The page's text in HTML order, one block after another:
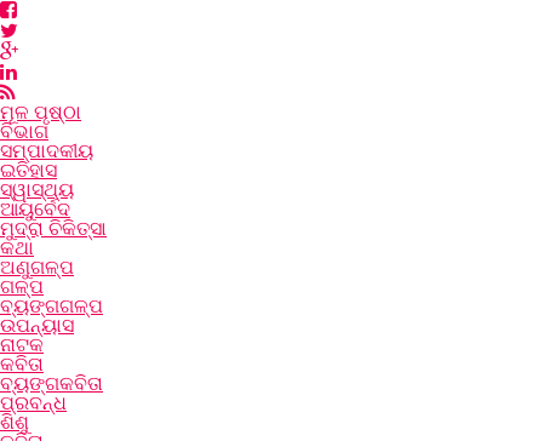
ମୂଳ ପୃଷ୍ଠା
ବିଭାଗ
ସମ୍ପାଦକୀୟ
ଇତିହାସ
ସ୍ୱାସ୍ଥ୍ୟ
ଆୟୁର୍ବେଦ
ମୁଦ୍ରା ଚିକିତ୍ସା
କଥା
ଅଣୁଗଳ୍ପ
ଗଳ୍ପ
ବ୍ୟଙ୍ଗଗଳ୍ପ
ଉପନ୍ୟାସ
ନାଟକ
କବିତା
ବ୍ୟଙ୍ଗକବିତା
ପ୍ରବନ୍ଧ
ଶିଶୁ